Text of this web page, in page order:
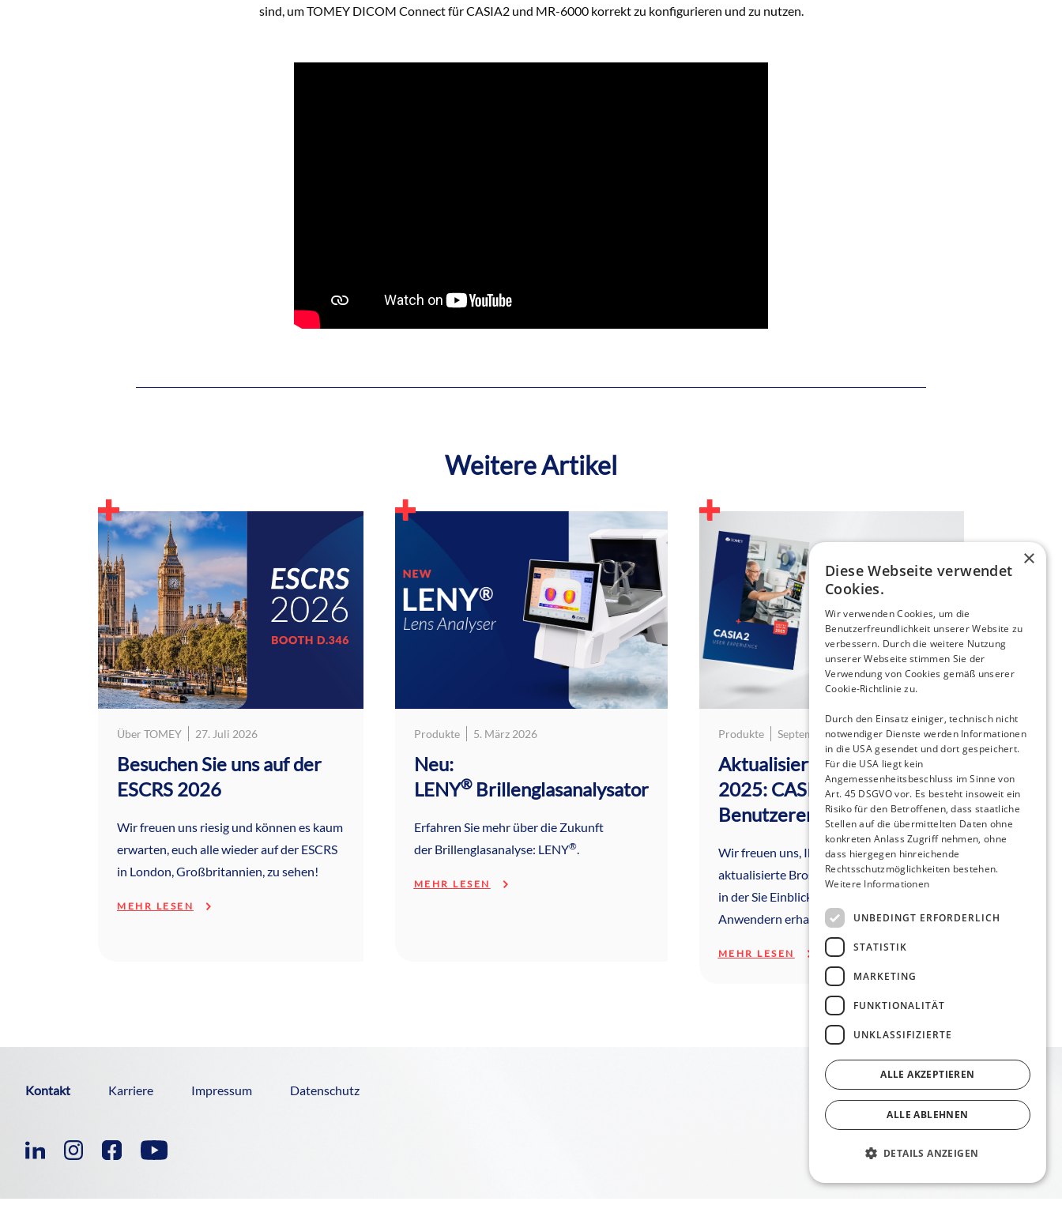
sind, um TOMEY DICOM Connect für CASIA2 und MR-6000 korrekt zu konfigurieren und zu nutzen.
Weitere Artikel
Über TOMEY 27. Juli 2026
Besuchen Sie uns auf der
ESCRS 2026
Wir freuen uns riesig und können es kaum
erwarten, euch alle wieder auf der ESCRS
in London, Großbritannien, zu sehen!
MEHR LESEN
Produkte 5. März 2026
Neu:
LENY®Brillenglasanalysator
Erfahren Sie mehr über die Zukunft
der Brillenglasanalyse: LENY®.
MEHR LESEN
Produkte September 9, 2025
Aktualisierte Version
2025: CASIA2
Benutzererfahrung
Wir freuen uns, Ihnen unsere brandneue,
aktualisierte Broschüre zu präsentieren,
in der Sie Einblicke von CASIA2-
Anwendern erhalten.
MEHR LESEN
Kontakt Karriere Impressum Datenschutz
×
Diese Webseite verwendet
Cookies.
Wir verwenden Cookies, um die
Benutzerfreundlichkeit unserer Website zu
verbessern. Durch die weitere Nutzung
unserer Webseite stimmen Sie der
Verwendung von Cookies gemäß unserer
Cookie-Richtlinie zu.
Durch den Einsatz einiger, technisch nicht
notwendiger Dienste werden Informationen
in die USA gesendet und dort gespeichert.
Für die USA liegt kein
Angemessenheitsbeschluss im Sinne von
Art. 45 DSGVO vor. Es besteht insoweit ein
Risiko für den Betroffenen, dass staatliche
Stellen auf die übermittelten Daten ohne
konkreten Anlass Zugriff nehmen, ohne
dass hiergegen hinreichende
Rechtsschutzmöglichkeiten bestehen.
Weitere Informationen
UNBEDINGT ERFORDERLICH
STATISTIK
MARKETING
FUNKTIONALITÄT
UNKLASSIFIZIERTE
ALLE AKZEPTIEREN
ALLE ABLEHNEN
DETAILS ANZEIGEN